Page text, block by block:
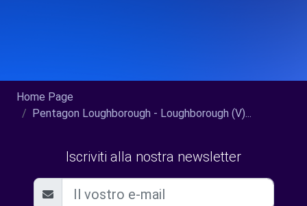
Home Page
Pentagon Loughborough - Loughborough (V)...
Iscriviti alla nostra newsletter